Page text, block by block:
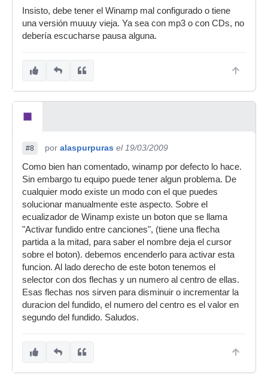
Insisto, debe tener el Winamp mal configurado o tiene
una versión muuuy vieja. Ya sea con mp3 o con CDs, no
debería escucharse pausa alguna.
#8 por alaspurpuras el 19/03/2009
Como bien han comentado, winamp por defecto lo hace.
Sin embargo tu equipo puede tener algun problema. De
cualquier modo existe un modo con el que puedes
solucionar manualmente este aspecto. Sobre el
ecualizador de Winamp existe un boton que se llama
"Activar fundido entre canciones", (tiene una flecha
partida a la mitad, para saber el nombre deja el cursor
sobre el boton). debemos encenderlo para activar esta
funcion. Al lado derecho de este boton tenemos el
selector con dos flechas y un numero al centro de ellas.
Esas flechas nos sirven para disminuir o incrementar la
duracion del fundido, el numero del centro es el valor en
segundo del fundido. Saludos.